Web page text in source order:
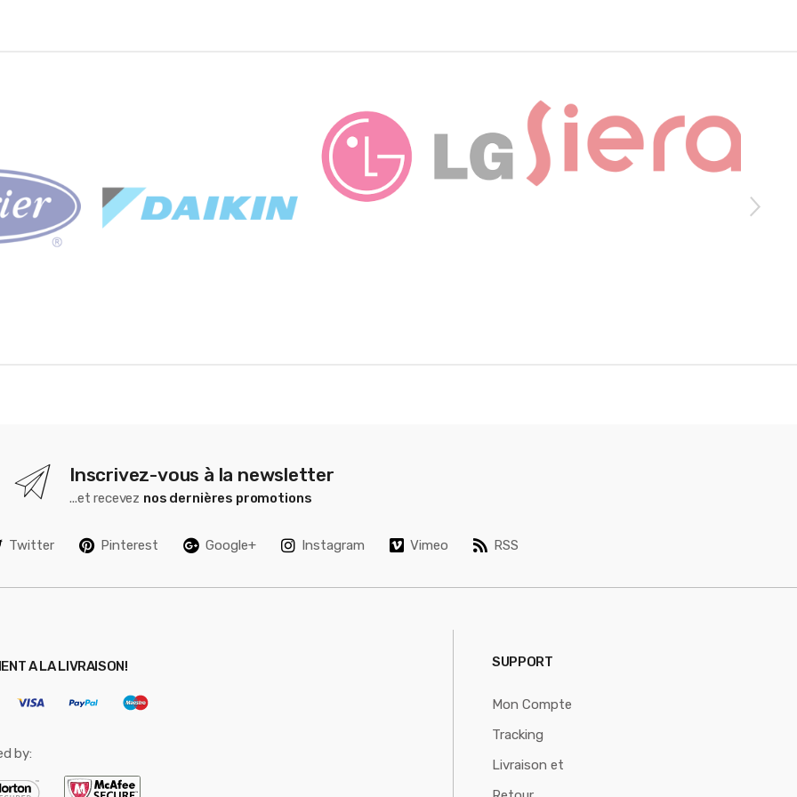
Inscrivez-vous à la newsletter
...et recevez nos dernières promotions
Twitter Pinterest Google+ Instagram Vimeo RSS
A LA LIVRAISON!
by:
SUPPORT
Mon Compte
Tracking
Livraison et